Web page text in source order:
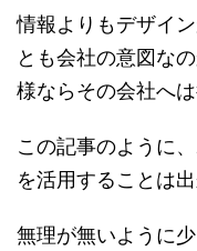
情報よりもデザイ
とも会社の意図な
様ならその会社へ
この記事のように
を活用することは
無理が無いように